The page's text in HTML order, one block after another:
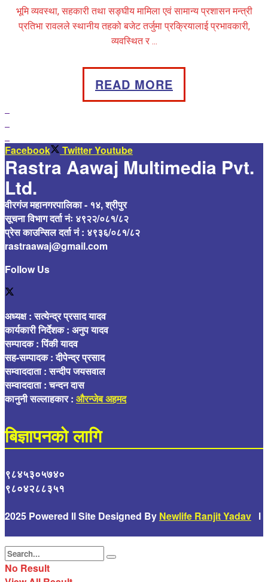
भूमि व्यवस्था, सहकारी तथा सङ्घीय मामिला एवं सामान्य प्रशासन मन्त्री
प्रतिभा रावलले स्थानीय तहको बजेट तर्जुमा प्रक्रियालाई प्रभावकारी,
व्यवस्थित र ...
READ MORE
Facebook TwitterYoutube
Rastra Aawaj Multimedia Pvt.
Ltd.
वीरगंज महानगरपालिका - १४, श्रीपुर
सूचना विभाग दर्ता नंः ४९२२/०८१/८२
प्रेस काउन्सिल दर्ता नं : ४९३६/०८१/८२
rastraawaj@gmail.com
Follow Us
अध्यक्ष : सत्येन्द्र प्रसाद यादव
कार्यकारी निर्देशक : अनुप यादव
सम्पादक : पिंकी यादव
सह-सम्पादक : दीपेन्द्र प्रसाद
सम्वाददाता : सन्दीप जयसवाल
सम्वाददाता : चन्दन दास
कानुनी सल्लाहकार : औरन्जेब अहमद
बिज्ञापनको लागि
९८४५३०५७४०
९८०४२८८३५१
2025 Powered ll Site Designed By Newlife Ranjit Yadav l
No Result